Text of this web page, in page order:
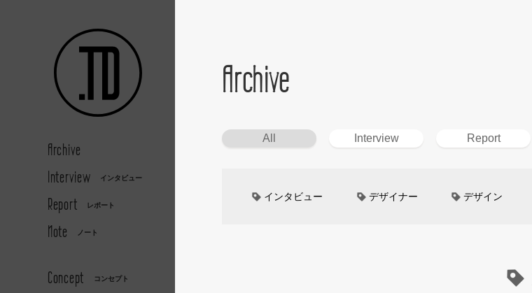
Archive
Interview
インタビュー
Report レポート
Note ノート
Concept コンセプト
Archive
All Interview Report
インタビュー デザイナー デザイン
電動